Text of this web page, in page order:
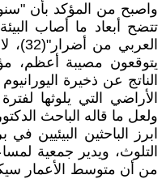
واصبح من المؤكد بأن
تتضح أبعاد ما أصاب
يتوقعون مصيبة أعظم،
الناتج عن ذخيرة
ولعل ما قاله الباحث
ابرز الباحثين البيئيين
التلوث، ويدير جمعية
من أن متوسط الأعمار